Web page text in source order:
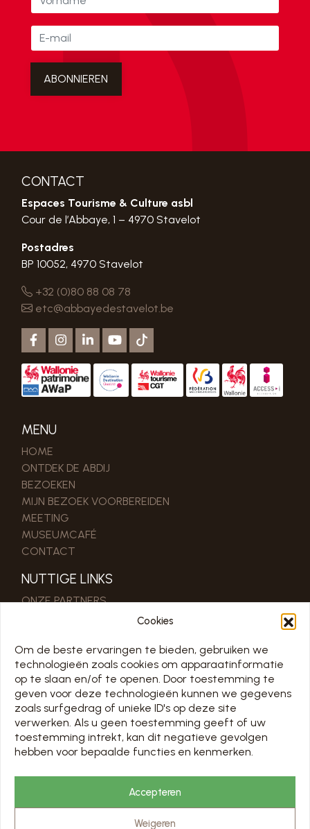
Cookies
Om de beste ervaringen te bieden, gebruiken we
technologieën zoals cookies om apparaatinformatie
op te slaan en/of te openen. Door toestemming te
geven voor deze technologieën kunnen we gegevens
zoals surfgedrag of unieke ID's op deze site
verwerken. Als u geen toestemming geeft of uw
toestemming intrekt, kan dit negatieve gevolgen
hebben voor bepaalde functies en kenmerken.
Accepteren
Weigeren
CONTACT
Espaces Tourisme & Culture asbl
Cour de l’Abbaye, 1 – 4970 Stavelot
Postadres
BP 10052, 4970 Stavelot
+32 (0)80 88 08 78
etc@abbayedestavelot.be
MENU
HOME
ONTDEK DE ABDIJ
BEZOEKEN
MIJN BEZOEK VOORBEREIDEN
MEETING
MUSEUMCAFÉ
CONTACT
NUTTIGE LINKS
ONZE PARTNERS
SCHEMA
TOUS LES JOURS 7/7 DE 10H À 18H
SLUIT OM 16:00 OP 31/12
Openingsdagen op de kalender hieronder
Chargement en cours…
BEZOEKEN